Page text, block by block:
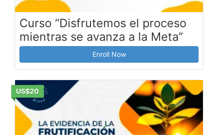
Curso “Disfrutemos el proceso
mientras se avanza a la Meta”
Enroll Now
US$20